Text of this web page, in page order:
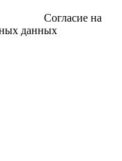
Согласие на
данных